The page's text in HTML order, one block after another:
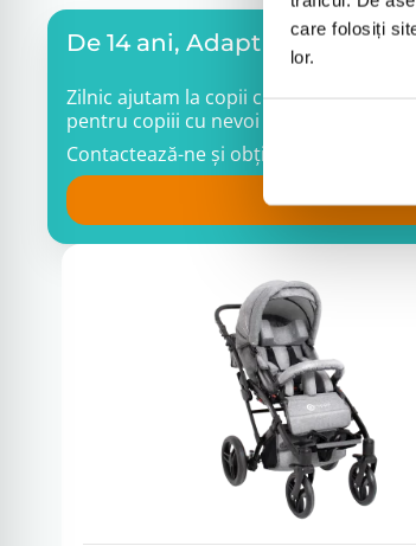
care folosiți
lor.
De 14 ani, Adapt oferă
Zilnic ajutam la copii cu paralizie
pentru copiii cu nevoi speciale. În
Contactează-ne și obține ajutor de la